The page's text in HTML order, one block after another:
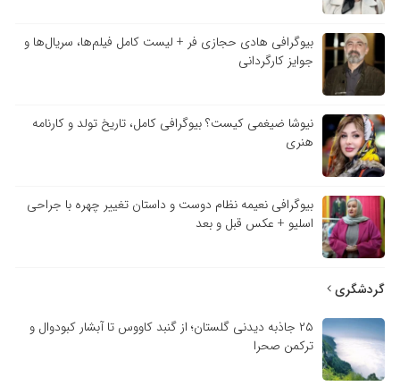
بیوگرافی هادی حجازی فر + لیست کامل فیلم‌ها، سریال‌ها و
جوایز کارگردانی
نیوشا ضیغمی کیست؟ بیوگرافی کامل، تاریخ تولد و کارنامه
هنری
بیوگرافی نعیمه نظام دوست و داستان تغییر چهره با جراحی
اسلیو + عکس قبل و بعد
گردشگری
۲۵ جاذبه دیدنی گلستان؛ از گنبد کاووس تا آبشار کبودوال و
ترکمن صحرا